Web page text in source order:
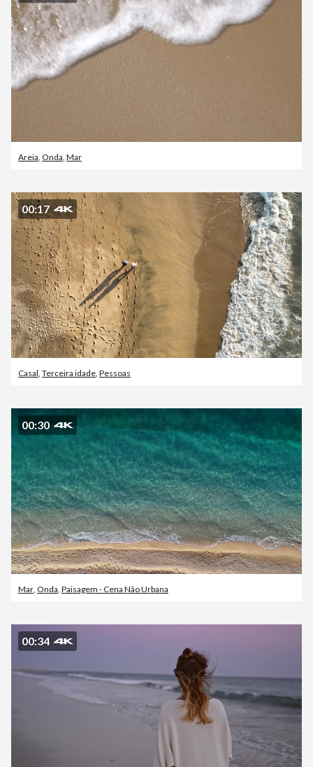
Areia Onda Mar
00:17
Casal Terceira idade Pessoas
00:30
Mar Onda Paisagem - Cena Não Urbana
00:34